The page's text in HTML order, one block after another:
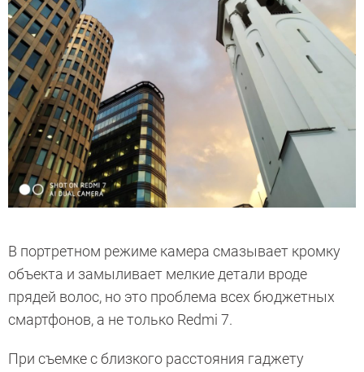
В портретном режиме камера смазывает кромку
объекта и замыливает мелкие детали вроде
прядей волос, но это проблема всех бюджетных
смартфонов, а не только Redmi 7.
При съемке с близкого расстояния гаджету